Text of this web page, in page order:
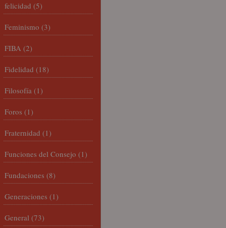
felicidad (5)
Feminismo (3)
FIBA (2)
Fidelidad (18)
Filosofía (1)
Foros (1)
Fraternidad (1)
Funciones del Consejo (1)
Fundaciones (8)
Generaciones (1)
General (73)